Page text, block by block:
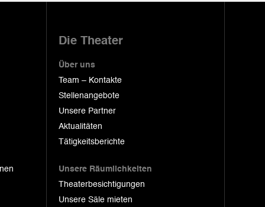
Die Theater
Über uns
Team – Kontakte
Stellenangebote
Unsere Partner
Aktualitäten
Tätigkeitsberichte
Unsere Räumlichkeiten
Theaterbesichtigungen
Unsere Säle mieten